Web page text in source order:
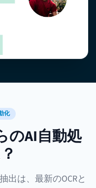
化
のAI自動処
出は、最新のOCRと